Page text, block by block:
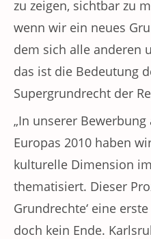
zu zeigen, sichtbar zu
wenn wir ein neues
dem sich alle anderen
das ist die Bedeutung
Supergrundrecht der
„In unserer
Europas 2010 haben
kulturelle Dimension
thematisiert. Dieser
Grundrechte‘ eine
doch kein Ende.